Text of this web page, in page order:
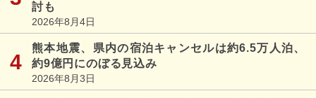
討も
2026年8月4日
熊本地震、県内の宿泊キャンセルは約6.5万人泊、
約9億円にのぼる見込み
2026年8月3日